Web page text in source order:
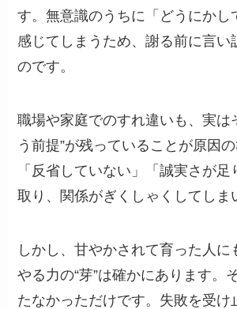
す。無意識のうちに「どうにかし
感じてしまうため、謝る前に言い
のです。
職場や家庭でのすれ違いも、実は
う前提”が残っていることが原因
「反省していない」「誠実さが
取り、関係がぎくしゃくしてしま
しかし、甘やかされて育った人に
やる力の“芽”は確かにあります。
たなかっただけです。失敗を受け